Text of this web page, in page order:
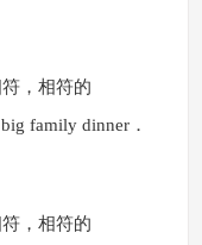
，相符的
family dinner．
，相符的